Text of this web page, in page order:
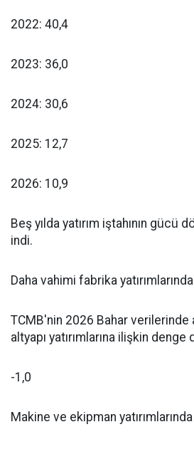
2022: 40,4
2023: 36,0
2024: 30,6
2025: 12,7
2026: 10,9
Beş yılda yatırım iştahının gücü
indi.
Daha vahimi fabrika
TCMB'nin 2026 Bahar verilerinde
altyapı yatırımlarına ilişkin denge
-1,0
Makine ve ekipman